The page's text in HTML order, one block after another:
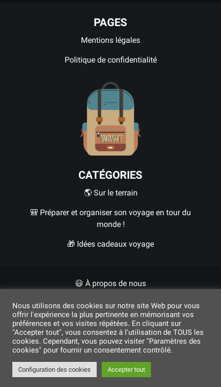
PAGES
Mentions légales
Politique de confidentialité
CATÉGORIES
🌎 Sur le terrain
🎒 Préparer et organiser son voyage en tour du
monde !
🎁 Idées cadeaux voyage
😃 À propos de nous
✍🏼 Contact
© 2017 - 2026FM
Dons humanitaires pour l'Ukraine 💙
Nous utilisons des cookies sur notre site Web pour vous
offrir l'expérience la plus pertinente en mémorisant vos
préférences et vos visites répétées. En cliquant sur
"Accepter tout", vous consentez à l'utilisation de TOUS les
cookies. Cependant, vous pouvez visiter "Paramètres des
cookies" pour fournir un consentement contrôlé.
Configuration des cookies Accepter tout